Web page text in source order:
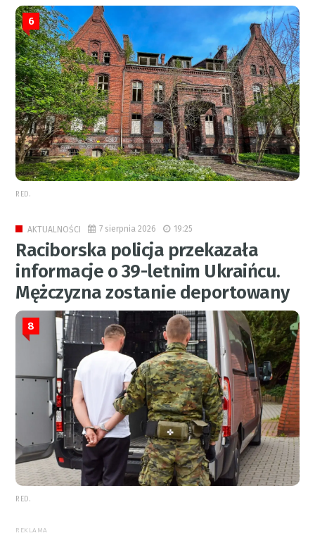
6
RED.
AKTUALNOŚCI 7 sierpnia 2026 19:25
Raciborska policja przekazała
informacje o 39-letnim Ukraińcu.
Mężczyzna zostanie deportowany
8
RED.
REKLAMA